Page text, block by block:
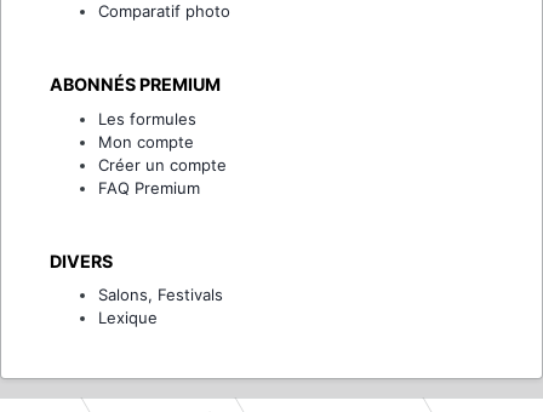
Comparatif photo
ABONNÉS PREMIUM
Les formules
Mon compte
Créer un compte
FAQ Premium
DIVERS
Salons, Festivals
Lexique